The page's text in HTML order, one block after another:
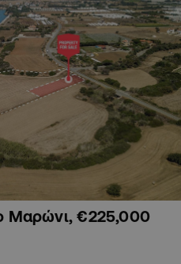
Μαρώνι, €225,000